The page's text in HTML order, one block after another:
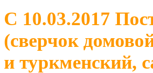
С 10.03.2017
(сверчок
и туркменский,